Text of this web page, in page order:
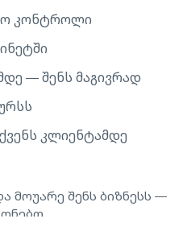
კონტროლი
— შენს მაგივრად
კლიენტამდე
მოუარე შენს ბიზნესს —